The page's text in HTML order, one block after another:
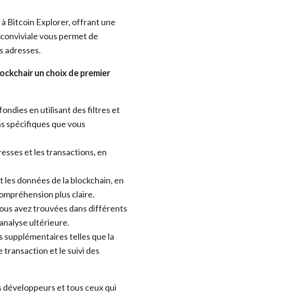
Bitcoin Explorer, offrant une
vous permet de
adresses.
un choix de premier
en utilisant des filtres et
spécifiques que vous
et les transactions, en
données de la blockchain, en
plus claire.
avez trouvées dans différents
ultérieure.
telles que la
transaction et le suivi des
et tous ceux qui